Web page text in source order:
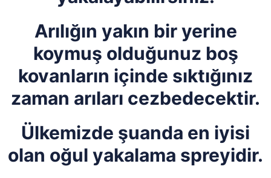
Arılığın yakın bir yerine
koymuş olduğunuz boş
kovanların içinde sıktığınız
zaman arıları cezbedecektir.
Ülkemizde şuanda en iyisi
olan oğul yakalama spreyidir.